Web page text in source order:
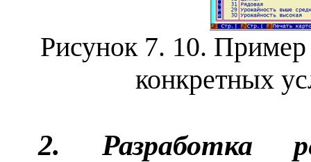
Рисунок 7. 10. Пример
конкретных
2. Разработка